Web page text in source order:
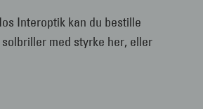
Interoptik kan du bestille
med styrke her, eller